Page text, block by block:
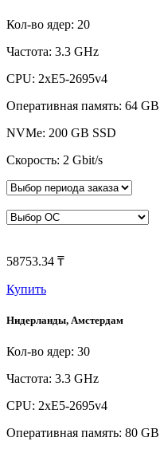
Кол-во ядер: 20
Частота: 3.3 GHz
CPU: 2xE5-2695v4
Оперативная память: 64 GB
NVMe: 200 GB SSD
Скорость: 2 Gbit/s
58753.34 ₸
Купить
Нидерланды, Амстердам
Кол-во ядер: 30
Частота: 3.3 GHz
CPU: 2xE5-2695v4
Оперативная память: 80 GB